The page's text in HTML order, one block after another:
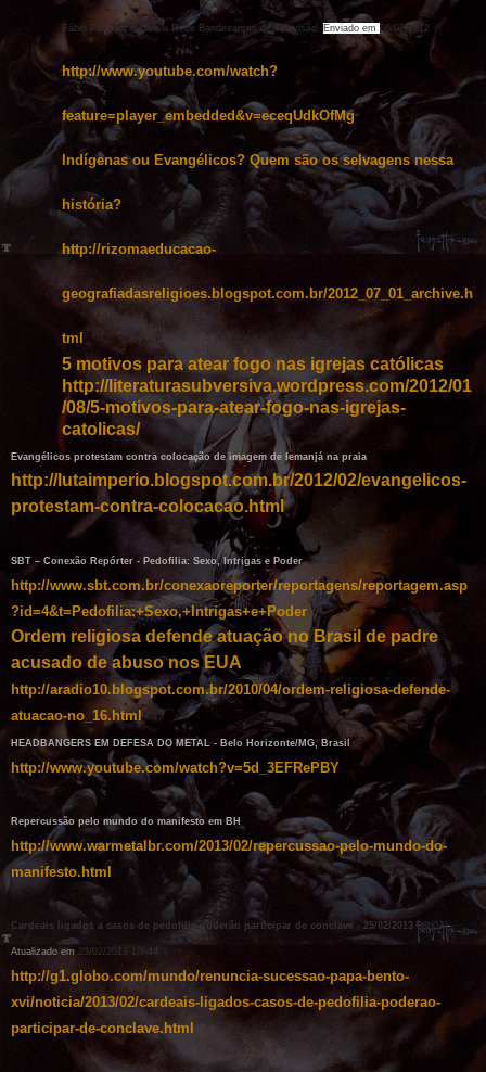
Fábio Pannunzio para a Rede Bandeirantes de Televisão. Enviado em 06/02/2012
http://www.youtube.com/watch?
feature=player_embedded&v=eceqUdkOfMg
Indígenas ou Evangélicos? Quem são os selvagens nessa
história?
http://rizomaeducacao-
geografiadasreligioes.blogspot.com.br/2012_07_01_archive.h
tml
5 motivos para atear fogo nas igrejas católicas
http://literaturasubversiva.wordpress.com/2012/01
/08/5-motivos-para-atear-fogo-nas-igrejas-
catolicas/
Evangélicos protestam contra colocação de imagem de Iemanjá na praia
http://lutaimperio.blogspot.com.br/2012/02/evangelicos-
protestam-contra-colocacao.html
SBT – Conexão Repórter - Pedofilia: Sexo, Intrigas e Poder
http://www.sbt.com.br/conexaoreporter/reportagens/reportagem.asp
?id=4&t=Pedofilia:+Sexo,+Intrigas+e+Poder
Ordem religiosa defende atuação no Brasil de padre
acusado de abuso nos EUA
http://aradio10.blogspot.com.br/2010/04/ordem-religiosa-defende-
atuacao-no_16.html
HEADBANGERS EM DEFESA DO METAL - Belo Horizonte/MG, Brasil
http://www.youtube.com/watch?v=5d_3EFRePBY
Repercussão pelo mundo do manifesto em BH
http://www.warmetalbr.com/2013/02/repercussao-pelo-mundo-do-
manifesto.html
Cardeais ligados a casos de pedofilia poderão participar de conclave - 25/02/2013 08h07-
Atualizado em 25/02/2013 10h44
http://g1.globo.com/mundo/renuncia-sucessao-papa-bento-
xvi/noticia/2013/02/cardeais-ligados-casos-de-pedofilia-poderao-
participar-de-conclave.html